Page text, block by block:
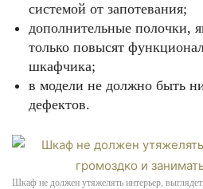
системой от запотевания;
дополнительные полочки,
только повысят
шкафчика;
в модели не должно быть
дефектов.
Шкаф не должен утяжелять интерьер,